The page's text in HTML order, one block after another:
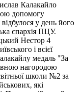
Калакайло
допомогу
у день його
єпархія ПЦУ.
Нестор 4
і всієї
медаль "За
нагородою
школи №2 за
які